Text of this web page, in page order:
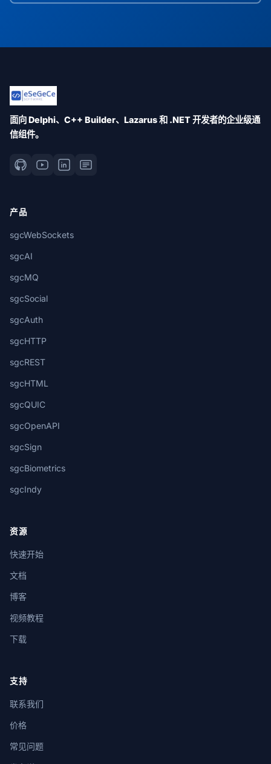
面向 Delphi、C++ Builder、Lazarus 和 .NET 开发者的企业级通
信组件。
产品
sgcWebSockets
sgcAI
sgcMQ
sgcSocial
sgcAuth
sgcHTTP
sgcREST
sgcHTML
sgcQUIC
sgcOpenAPI
sgcSign
sgcBiometrics
sgcIndy
资源
快速开始
文档
博客
视频教程
下载
支持
联系我们
价格
常见问题